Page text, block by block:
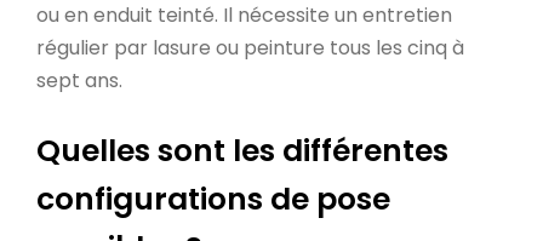
ou en enduit teinté. Il nécessite un entretien
régulier par lasure ou peinture tous les cinq à
sept ans.
Quelles sont les différentes
configurations de pose